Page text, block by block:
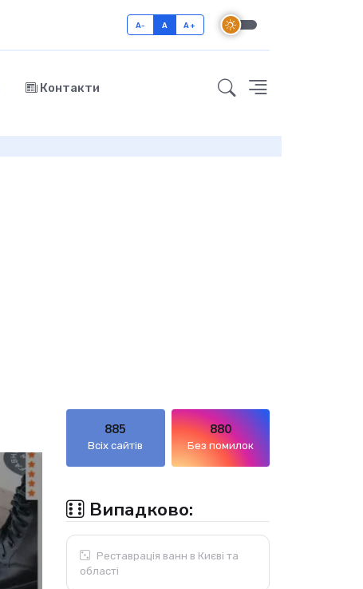
A- A A+
Контакти
885
Всіх сайтів
880
Без помилок
Випадково:
Реставрація ванн в Києві та
області